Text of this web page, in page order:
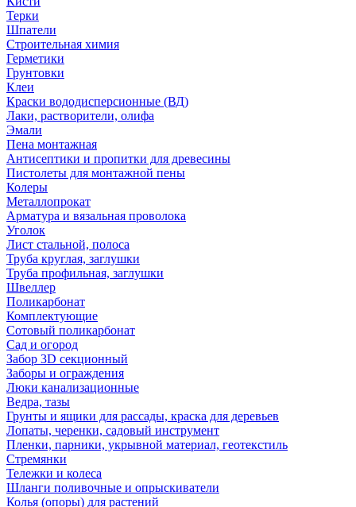
Терки
Шпатели
Строительная химия
Герметики
Грунтовки
Клеи
Краски вододисперсионные (ВД)
Лаки, растворители, олифа
Эмали
Пена монтажная
Антисептики и пропитки для древесины
Пистолеты для монтажной пены
Колеры
Металлопрокат
Арматура и вязальная проволока
Уголок
Лист стальной, полоса
Труба круглая, заглушки
Труба профильная, заглушки
Швеллер
Поликарбонат
Комплектующие
Сотовый поликарбонат
Сад и огород
Забор 3D секционный
Заборы и ограждения
Люки канализационные
Ведра, тазы
Грунты и ящики для рассады, краска для деревьев
Лопаты, черенки, садовый инструмент
Пленки, парники, укрывной материал, геотекстиль
Стремянки
Тележки и колеса
Шланги поливочные и опрыскиватели
Колья (опоры) для растений